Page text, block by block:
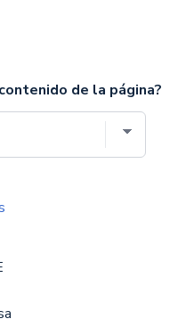
de la página?